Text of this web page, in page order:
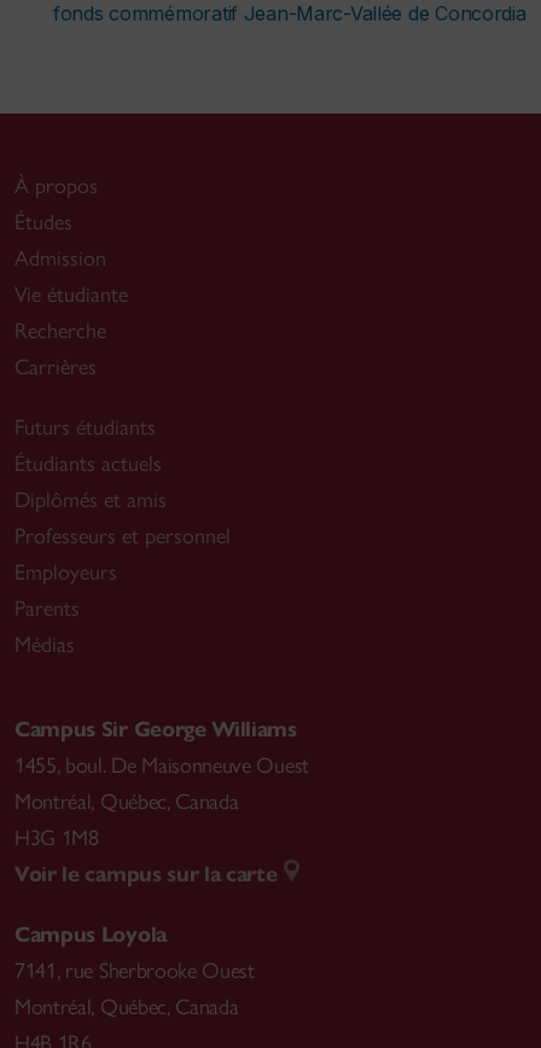
fonds commémoratif Jean-Marc-Vallée de Concordia
À propos
Études
Admission
Vie étudiante
Recherche
Carrières
Futurs étudiants
Étudiants actuels
Diplômés et amis
Professeurs et personnel
Employeurs
Parents
Médias
Campus Sir George Williams
1455, boul. De Maisonneuve Ouest
Montréal, Québec, Canada
H3G 1M8
Voir le campus sur la carte
Campus Loyola
7141, rue Sherbrooke Ouest
Montréal, Québec, Canada